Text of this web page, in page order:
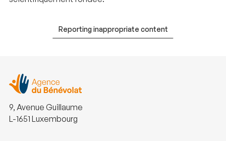
Reporting inappropriate content
9, Avenue Guillaume
L-1651 Luxembourg